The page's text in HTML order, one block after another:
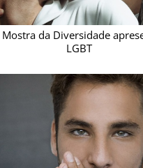
da Diversidade
LGBT